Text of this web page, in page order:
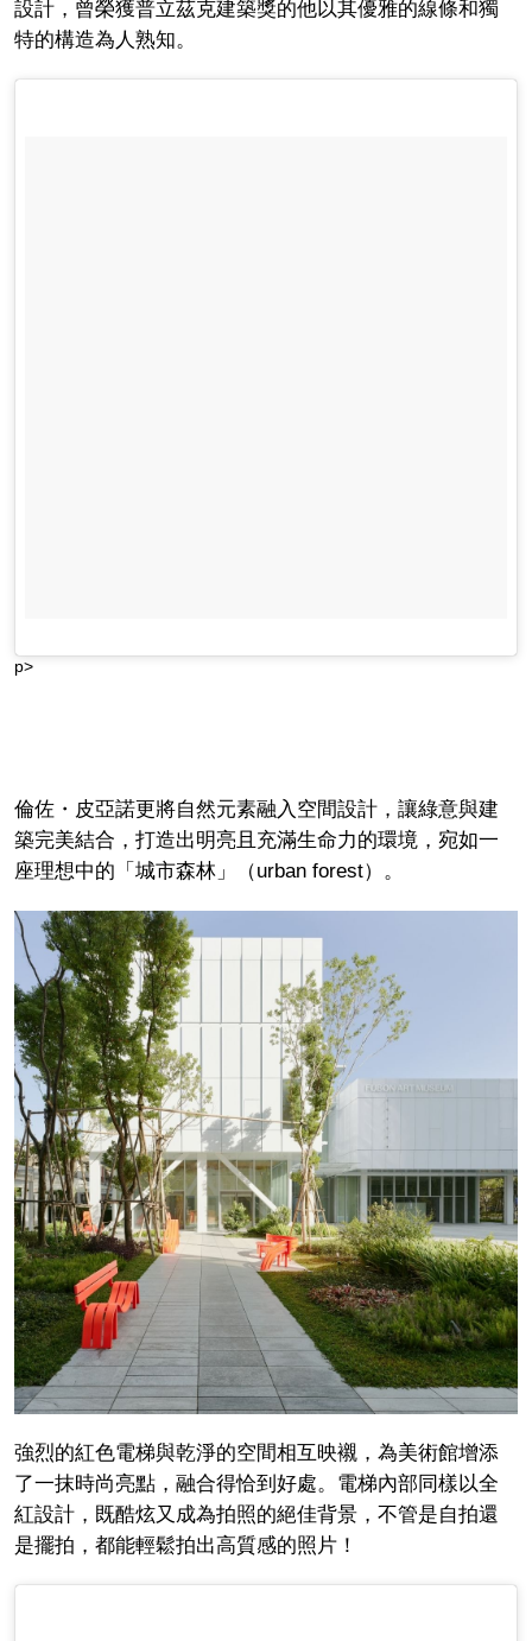
設計，曾榮獲普立茲克建築獎的他以其優雅的線條和獨
特的構造為人熟知。
p>
倫佐・皮亞諾更將自然元素融入空間設計，讓綠意與建
築完美結合，打造出明亮且充滿生命力的環境，宛如一
座理想中的「城市森林」（urban forest）。
強烈的紅色電梯與乾淨的空間相互映襯，為美術館增添
了一抹時尚亮點，融合得恰到好處。電梯內部同樣以全
紅設計，既酷炫又成為拍照的絕佳背景，不管是自拍還
是擺拍，都能輕鬆拍出高質感的照片！